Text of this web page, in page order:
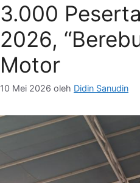
3.000
2026,
Motor
10 Mei 2026 oleh Didin Sanudin